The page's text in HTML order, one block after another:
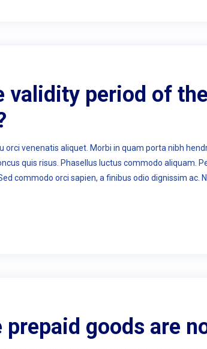
validity period of
orci venenatis aliquet. Morbi in quam porta nibh
quis risus. Phasellus luctus commodo aliquam.
commodo orci sapien, a finibus odio dignissim ac.
goods are